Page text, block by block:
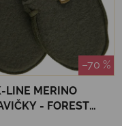
–70 %
LINE MERINO
- FOREST